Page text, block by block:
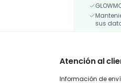
sus
Atención al
Información de